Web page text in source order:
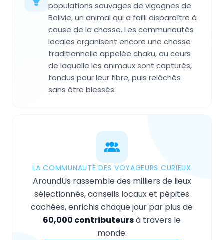
populations sauvages de vigognes de
Bolivie, un animal qui a failli disparaître à
cause de la chasse. Les communautés
locales organisent encore une chasse
traditionnelle appelée chaku, au cours
de laquelle les animaux sont capturés,
tondus pour leur fibre, puis relâchés
sans être blessés.
LA COMMUNAUTÉ DES VOYAGEURS CURIEUX
AroundUs rassemble des milliers de lieux
sélectionnés, conseils locaux et pépites
cachées, enrichis chaque jour par plus de
60,000 contributeursà travers le
monde.